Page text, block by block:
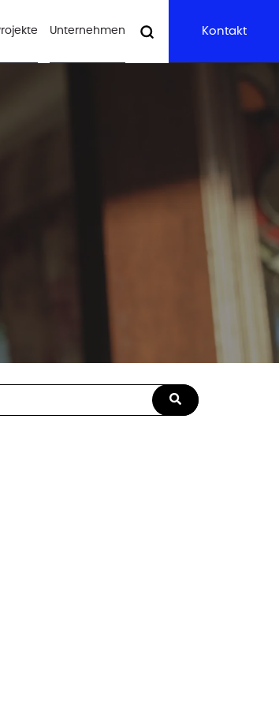
Unternehmen Kontakt
feature attached.